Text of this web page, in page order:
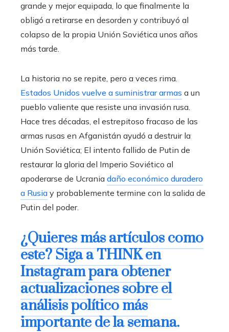
grande y mejor equipada, lo que finalmente la
obligó a retirarse en desorden y contribuyó al
colapso de la propia Unión Soviética unos años
más tarde.
La historia no se repite, pero a veces rima.
Estados Unidos vuelve a suministrar armas a un
pueblo valiente que resiste una invasión rusa.
Hace tres décadas, el estrepitoso fracaso de las
armas rusas en Afganistán ayudó a destruir la
Unión Soviética; El intento fallido de Putin de
restaurar la gloria del Imperio Soviético al
apoderarse de Ucrania daño económico duradero
a Rusia y probablemente termine con la salida de
Putin del poder.
¿Quieres más artículos como
este? Siga a THINK en
Instagram para obtener
actualizaciones sobre el
análisis político más
importante de la semana.